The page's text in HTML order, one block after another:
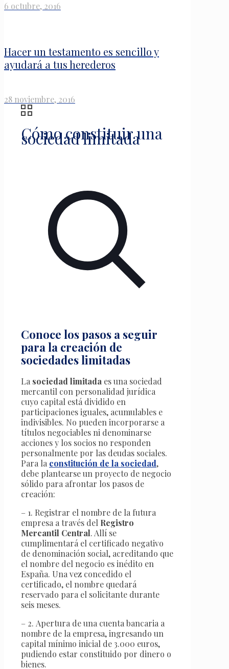
6 octubre, 2016
Hacer un testamento es sencillo y
ayudará a tus herederos
28 noviembre, 2016
Cómo constituir una
sociedad limitada
Conoce los pasos a seguir
para la creación de
sociedades limitadas
La sociedad limitada es una sociedad
mercantil con personalidad jurídica
cuyo capital está dividido en
participaciones iguales, acumulables e
indivisibles. No pueden incorporarse a
títulos negociables ni denominarse
acciones y los socios no responden
personalmente por las deudas sociales.
Para la constitución de la sociedad,
debe plantearse un proyecto de negocio
sólido para afrontar los pasos de
creación:
– 1. Registrar el nombre de la futura
empresa a través del Registro
Mercantil Central. Allí se
cumplimentará el certificado negativo
de denominación social, acreditando que
el nombre del negocio es inédito en
España. Una vez concedido el
certificado, el nombre quedará
reservado para el solicitante durante
seis meses.
– 2. Apertura de una cuenta bancaria a
nombre de la empresa, ingresando un
capital mínimo inicial de 3.000 euros,
pudiendo estar constituido por dinero o
bienes.